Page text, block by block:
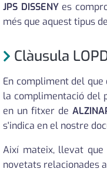
JPS DISSENYes
més que aquest tipus
Clàusula
En compliment del
la complimentació del
en un fitxer de
s'indica en el nostre
Així mateix, llevat
novetats relacionades